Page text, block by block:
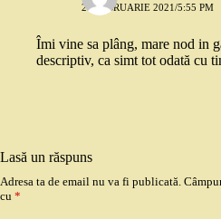
24 FEBRUARIE 2021/5:55 PM
Îmi vine sa plâng, mare nod in
descriptiv, ca simt tot odată cu
Lasă un răspuns
Adresa ta de email nu va fi publicată.
cu *